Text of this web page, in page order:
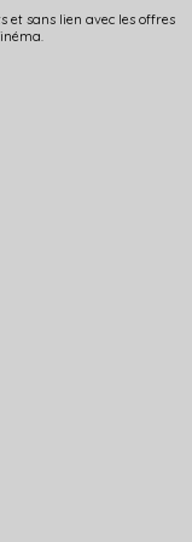
et sans lien avec les offres